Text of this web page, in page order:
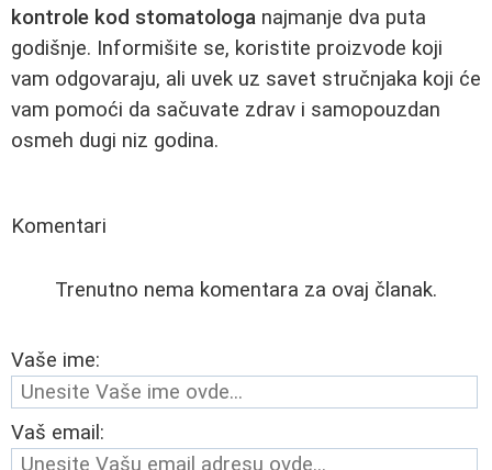
kontrole kod stomatologa najmanje dva puta
godišnje. Informišite se, koristite proizvode koji
vam odgovaraju, ali uvek uz savet stručnjaka koji će
vam pomoći da sačuvate zdrav i samopouzdan
osmeh dugi niz godina.
Komentari
Trenutno nema komentara za ovaj članak.
Vaše ime:
Vaš email: